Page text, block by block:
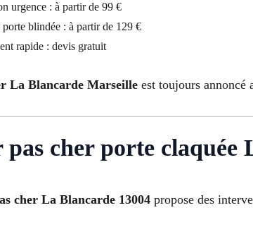
urgence : à partir de 99 €
blindée : à partir de 129 €
rapide : devis gratuit
La Blancarde Marseille est toujours annoncé
cher porte claquée
cher La Blancarde 13004 propose des